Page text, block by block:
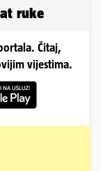
ruke
Čitaj,
vijestima.